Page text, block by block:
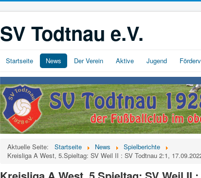
SV Todtnau e.V.
Startseite News Der Verein Aktive Jugend
Aktuelle Seite: Startseite News
Spielberichte
Kreisliga A West, 5.Spieltag: SV Weil II : SV Todtnau 2:1,